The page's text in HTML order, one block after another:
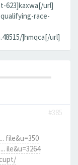
623]kaxwa[/url]
race-
]hmqca[/url]
#385
file&u=350
ile&u=3264